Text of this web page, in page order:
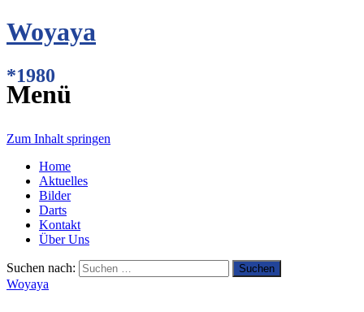
Woyaya
*1980
Menü
Zum Inhalt springen
Home
Aktuelles
Bilder
Darts
Kontakt
Über Uns
Suchen nach:
Woyaya